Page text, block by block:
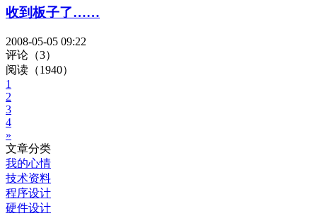
收到板子了……
2008-05-05 09:22
评论（3）
阅读（1940）
1
2
3
4
»
文章分类
我的心情
技术资料
程序设计
硬件设计